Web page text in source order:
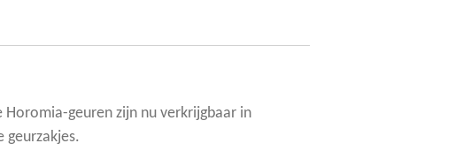
Horomia-geuren zijn nu verkrijgbaar in